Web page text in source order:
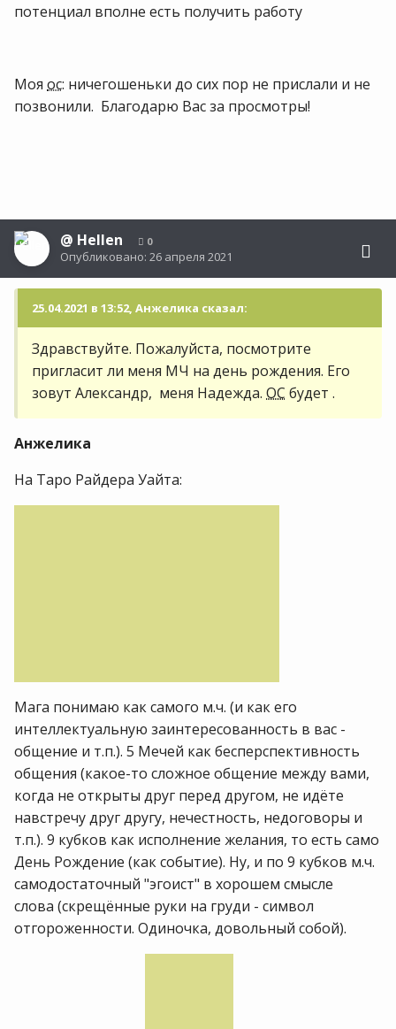
потенциал вполне есть получить работу
Моя ос: ничегошеньки до сих пор не прислали и не
позвонили. Благодарю Вас за просмотры!
@ Hellen 0
Опубликовано: 26 апреля 2021
25.04.2021 в 13:52, Анжелика сказал:
Здравствуйте. Пожалуйста, посмотрите
пригласит ли меня МЧ на день рождения. Его
зовут Александр, меня Надежда. ОС будет .
Анжелика
На Таро Райдера Уайта:
Мага понимаю как самого м.ч. (и как его
интеллектуальную заинтересованность в вас -
общение и т.п.). 5 Мечей как бесперспективность
общения (какое-то сложное общение между вами,
когда не открыты друг перед другом, не идёте
навстречу друг другу, нечестность, недоговоры и
т.п.). 9 кубков как исполнение желания, то есть само
День Рождение (как событие). Ну, и по 9 кубков м.ч.
самодостаточный "эгоист" в хорошем смысле
слова (скрещённые руки на груди - символ
отгороженности. Одиночка, довольный собой).